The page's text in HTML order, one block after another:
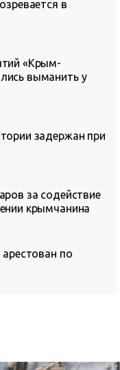
в
«Крым-
выманить у
задержан при
за содействие
крымчанина
арестован по